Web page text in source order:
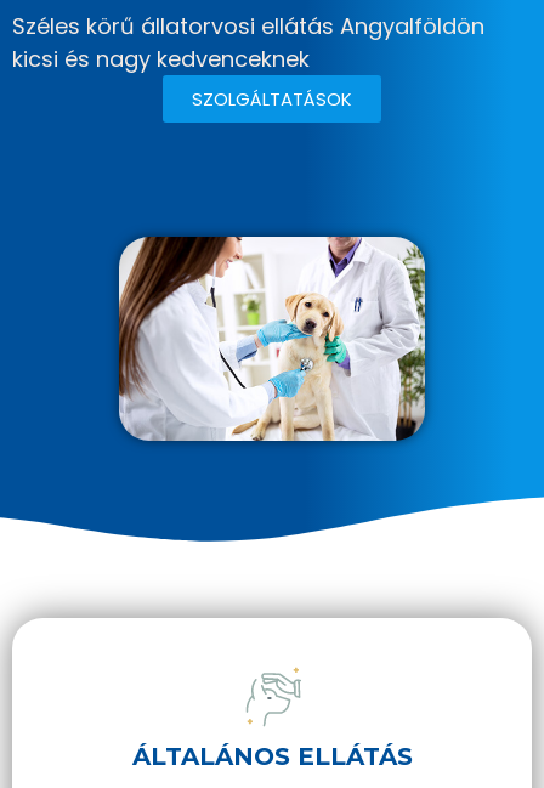
Széles körű állatorvosi ellátás Angyalföldön
kicsi és nagy kedvenceknek
SZOLGÁLTATÁSOK
ÁLTALÁNOS ELLÁTÁS